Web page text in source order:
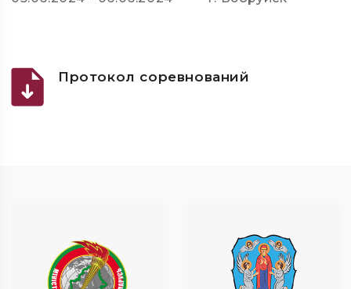
Протокол соревнований